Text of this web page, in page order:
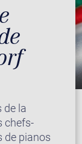
de la
chefs-
de pianos